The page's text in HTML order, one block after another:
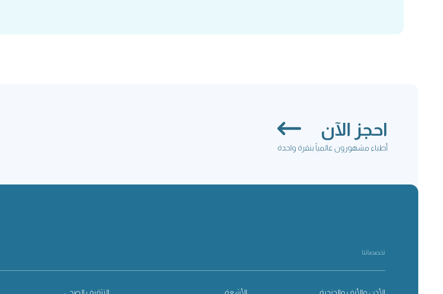
احجز الآن
أطباء مشهورون عالمياً بنقرة واحدة
تخصصاتنا
الأذن والأنف والحنجرة الأشعة التثقيف الصحي